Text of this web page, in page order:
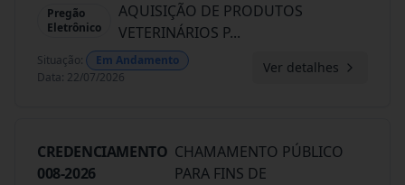
Pregão
Eletrônico
AQUISIÇÃO DE PRODUTOS
VETERINÁRIOS P...
Situação:
Em Andamento
Data: 22/07/2026
Ver detalhes
CREDENCIAMENTO
008-2026
CHAMAMENTO PÚBLICO
PARA FINS DE